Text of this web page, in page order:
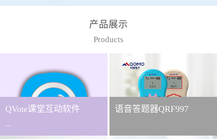
产品展示
Products
QVote课堂互动软件
...
语音答题器QRF997